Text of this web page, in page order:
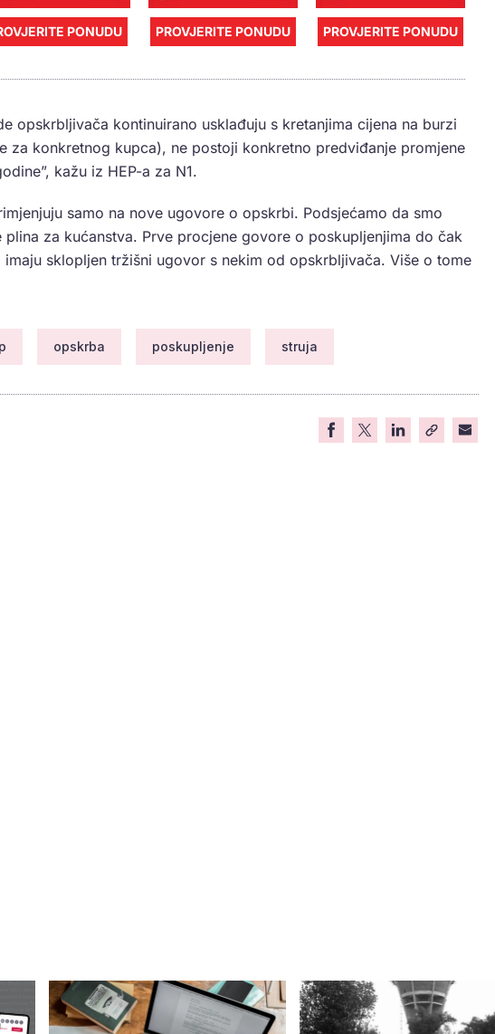
PONUDU PROVJERITE PONUDU PROVJERITE PONUDU
opskrbljivača kontinuirano usklađuju s kretanjima cijena na burzi
za konkretnog kupca), ne postoji konkretno predviđanje promjene
kažu iz HEP-a za N1.
samo na nove ugovore o opskrbi. Podsjećamo da smo
plina za kućanstva. Prve procjene govore o poskupljenjima do čak
sklopljen tržišni ugovor s nekim od opskrbljivača. Više o tome
opskrba poskupljenje struja